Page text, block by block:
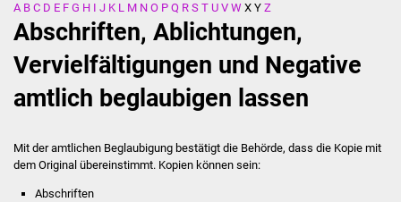
Stadtverwaltung
Ansprechpartner
Behördenwegweiser
A B C D E F G H I J K L M N O P Q R S T U V W X Y Z
Abschriften, Ablichtungen,
Vervielfältigungen und Negative
amtlich beglaubigen lassen
Mit der amtlichen Beglaubigung bestätigt die Behörde, dass die Kopie mit
dem Original übereinstimmt. Kopien können sein:
Abschriften